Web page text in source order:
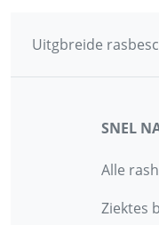
Uitgbreide
SNEL
Alle
Ziektes